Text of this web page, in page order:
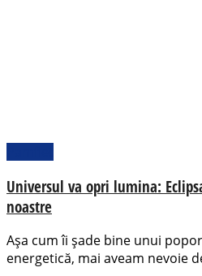
Universul va opri lumina:
noastre
Așa cum îi șade bine unui
energetică, mai aveam nevoie